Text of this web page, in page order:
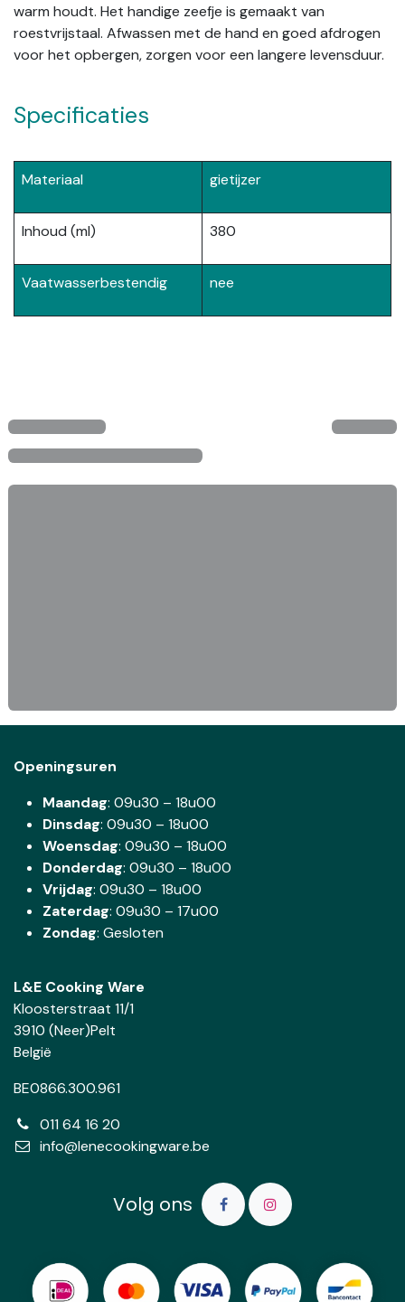
warm houdt. Het handige zeefje is gemaakt van
roestvrijstaal. Afwassen met de hand en goed afdrogen
voor het opbergen, zorgen voor een langere levensduur.
Specificaties
Materiaal gietijzer
Inhoud (ml) 380
Vaatwasserbestendig nee
Openingsuren
Maandag: 09u30 – 18u00
Dinsdag: 09u30 – 18u00
Woensdag: 09u30 – 18u00
Donderdag: 09u30 – 18u00
Vrijdag: 09u30 – 18u00
Zaterdag: 09u30 – 17u00
Zondag: Gesloten
L&E Cooking Ware
Kloosterstraat 11/1
3910 (Neer)Pelt
België
BE0866.300.961
011 64 16 20
info@lenecookingware.be
Volg ons